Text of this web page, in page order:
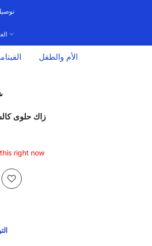
توصيل
الأم والطفل
زاك حلوى
right now